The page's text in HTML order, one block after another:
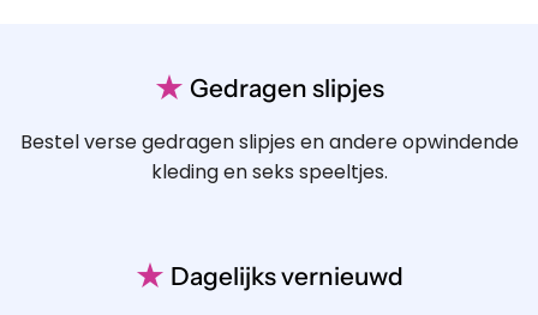
★ Gedragen slipjes
Bestel verse gedragen slipjes en andere opwindende
kleding en seks speeltjes.
★ Dagelijks vernieuwd